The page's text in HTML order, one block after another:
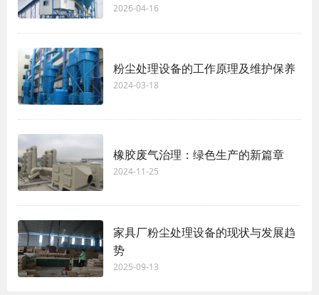
2026-04-16
粉尘处理设备的工作原理及维护保养
2024-03-18
橡胶废气治理：绿色生产的新篇章
2024-11-25
家具厂粉尘处理设备的现状与发展趋
势
2025-09-13